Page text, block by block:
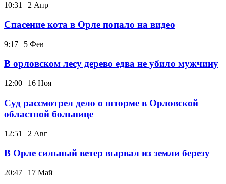
10:31 | 2 Апр
Спасение кота в Орле попало на видео
9:17 | 5 Фев
В орловском лесу дерево едва не убило мужчину
12:00 | 16 Ноя
Суд рассмотрел дело о шторме в Орловской
областной больнице
12:51 | 2 Авг
В Орле сильный ветер вырвал из земли березу
20:47 | 17 Май